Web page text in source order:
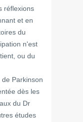
réflexions
et en
du
n'est
ou du
Parkinson
dès les
du Dr
études